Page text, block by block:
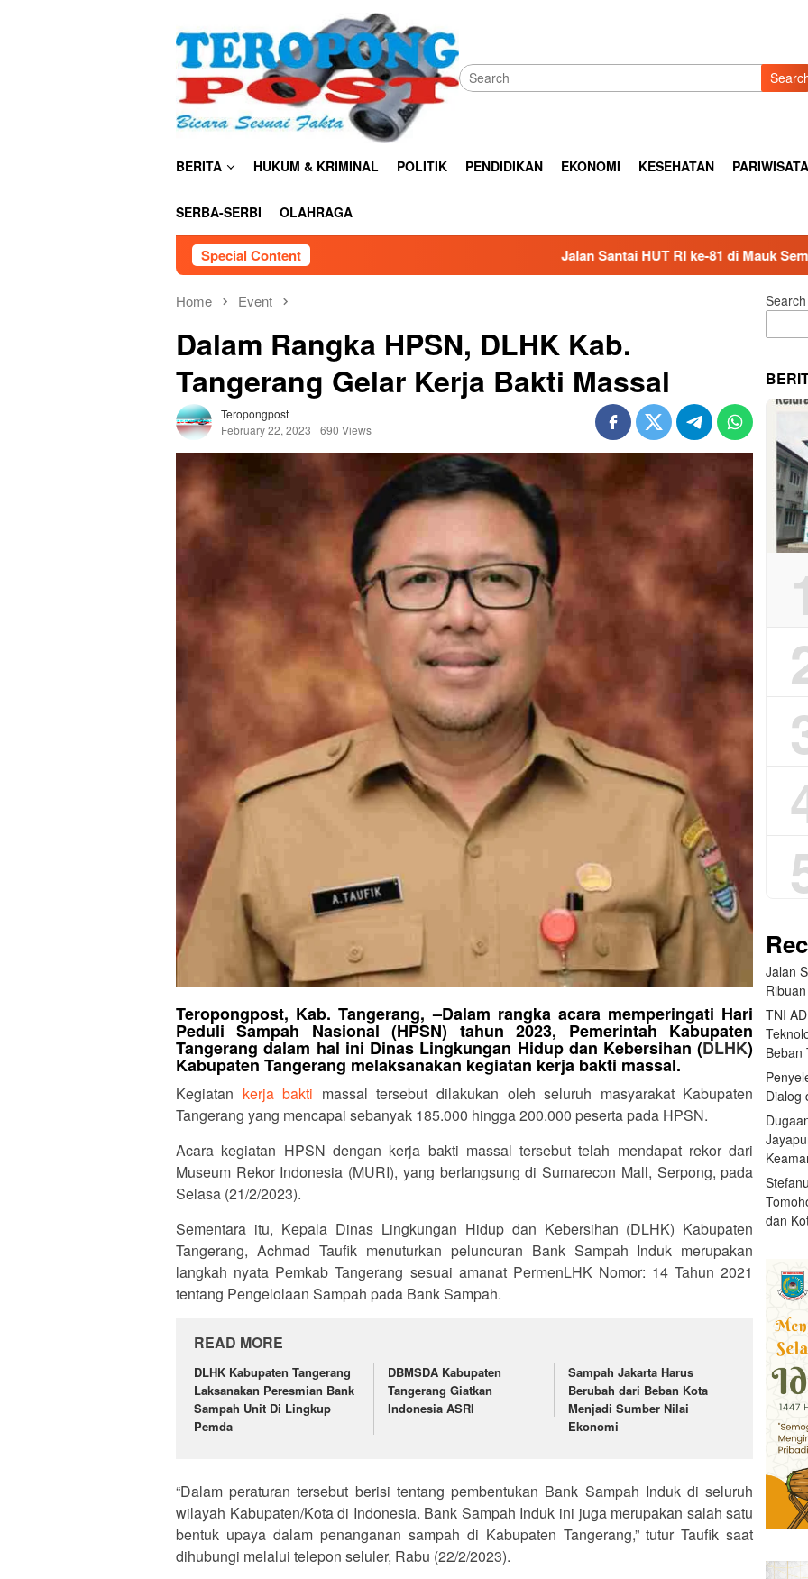
BERITA HUKUM & KRIMINAL POLITIK PENDIDIKAN EKONOMI KESEHATAN PARIWISATA
SERBA-SERBI OLAHRAGA
Special Content Jalan Santai HUT RI ke-81 di Mauk Semarak, Ribuan Warga
Home Event
Dalam Rangka HPSN, DLHK Kab.
Tangerang Gelar Kerja Bakti Massal
Teropongpost
February 22, 2023
690 Views
Teropongpost, Kab. Tangerang, –Dalam rangka acara memperingati Hari
Peduli Sampah Nasional (HPSN) tahun 2023, Pemerintah Kabupaten
Tangerang dalam hal ini Dinas Lingkungan Hidup dan Kebersihan (DLHK)
Kabupaten Tangerang melaksanakan kegiatan kerja bakti massal.
Kegiatan kerja bakti massal tersebut dilakukan oleh seluruh masyarakat Kabupaten
Tangerang yang mencapai sebanyak 185.000 hingga 200.000 peserta pada HPSN.
Acara kegiatan HPSN dengan kerja bakti massal tersebut telah mendapat rekor dari
Museum Rekor Indonesia (MURI), yang berlangsung di Sumarecon Mall, Serpong, pada
Selasa (21/2/2023).
Sementara itu, Kepala Dinas Lingkungan Hidup dan Kebersihan (DLHK) Kabupaten
Tangerang, Achmad Taufik menuturkan peluncuran Bank Sampah Induk merupakan
langkah nyata Pemkab Tangerang sesuai amanat PermenLHK Nomor: 14 Tahun 2021
tentang Pengelolaan Sampah pada Bank Sampah.
READ MORE
DLHK Kabupaten Tangerang
Laksanakan Peresmian Bank
Sampah Unit Di Lingkup
Pemda
DBMSDA Kabupaten
Tangerang Giatkan
Indonesia ASRI
Sampah Jakarta Harus
Berubah dari Beban Kota
Menjadi Sumber Nilai
Ekonomi
“Dalam peraturan tersebut berisi tentang pembentukan Bank Sampah Induk di seluruh
wilayah Kabupaten/Kota di Indonesia. Bank Sampah Induk ini juga merupakan salah satu
bentuk upaya dalam penanganan sampah di Kabupaten Tangerang,” tutur Taufik saat
dihubungi melalui telepon seluler, Rabu (22/2/2023).
Search
Jalan
TNI
Beban
Dialog
dan